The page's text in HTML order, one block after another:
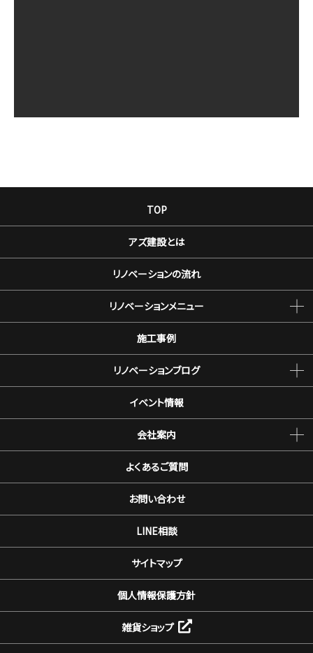
TOP
アズ建設とは
リノベーションの流れ
リノベーションメニュー
施工事例
リノベーションブログ
イベント情報
会社案内
よくあるご質問
お問い合わせ
LINE相談
サイトマップ
個人情報保護方針
雑貨ショップ